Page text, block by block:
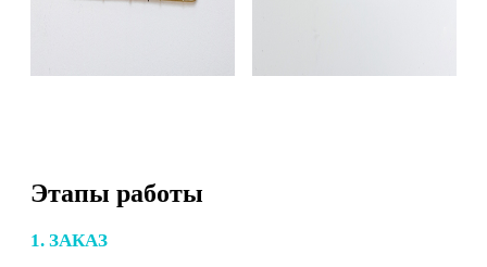
Этапы работы
1. ЗАКАЗ